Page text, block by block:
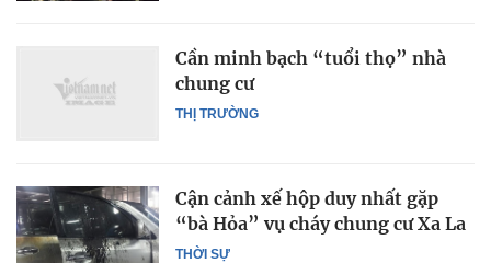
THỊ TRƯỜNG
Cần minh bạch “tuổi thọ” nhà
chung cư
THỜI SỰ
Cận cảnh xế hộp duy nhất gặp
“bà Hỏa” vụ cháy chung cư Xa La